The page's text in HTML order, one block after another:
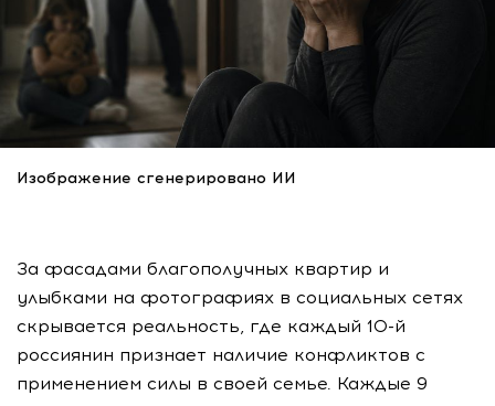
Изображение сгенерировано ИИ
За фасадами благополучных квартир и
улыбками на фотографиях в социальных сетях
скрывается реальность, где каждый 10-й
россиянин признает наличие конфликтов с
применением силы в своей семье. Каждые 9